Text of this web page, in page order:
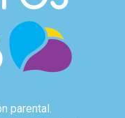
parental.